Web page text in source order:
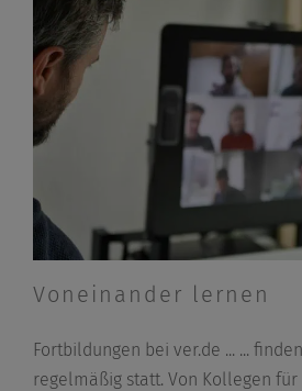
Voneinander lernen
Fortbildungen bei ver.de ... ...
regelmäßig statt. Von Kollegen